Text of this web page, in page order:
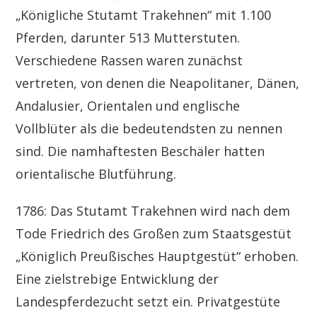
„Königliche Stutamt Trakehnen“ mit 1.100
Pferden, darunter 513 Mutterstuten.
Verschiedene Rassen waren zunächst
vertreten, von denen die Neapolitaner, Dänen,
Andalusier, Orientalen und englische
Vollblüter als die bedeutendsten zu nennen
sind. Die namhaftesten Beschäler hatten
orientalische Blutführung.
1786: Das Stutamt Trakehnen wird nach dem
Tode Friedrich des Großen zum Staatsgestüt
„Königlich Preußisches Hauptgestüt“ erhoben.
Eine zielstrebige Entwicklung der
Landespferdezucht setzt ein. Privatgestüte